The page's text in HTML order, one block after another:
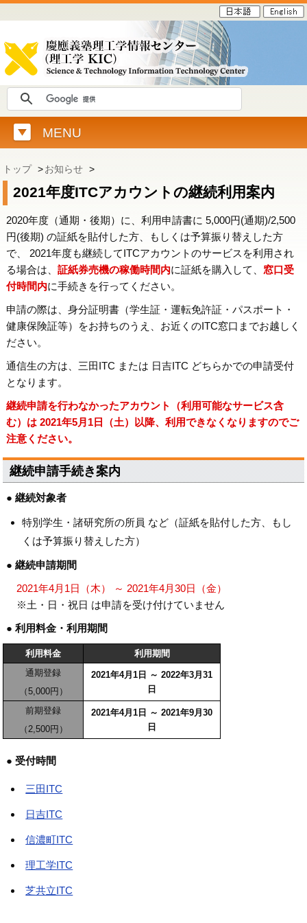
MENU
トップ >お知らせ >
2021年度ITCアカウントの継続利用案内
2020年度（通期・後期）に、利用申請書に 5,000円(通期)/2,500
円(後期) の証紙を貼付した方、もしくは予算振り替えした方
で、 2021年度も継続してITCアカウントのサービスを利用され
る場合は、証紙券売機の稼働時間内に証紙を購入して、 窓口受
付時間内に手続きを行ってください。
申請の際は、身分証明書（学生証・運転免許証・パスポート・
健康保険証等）をお持ちのうえ、お近くのITC窓口までお越しく
ださい。
通信生の方は、三田ITC または 日吉ITC どちらかでの申請受付
となります。
継続申請を行わなかったアカウント（利用可能なサービス含
む）は 2021年5月1日（土）以降、利用できなくなりますのでご
注意ください。
継続申請手続き案内
● 継続対象者
特別学生・諸研究所の所員 など（証紙を貼付した方、もし
くは予算振り替えした方）
● 継続申請期間
2021年4月1日（木） ～ 2021年4月30日（金）
※土・日・祝日 は申請を受け付けていません
● 利用料金・利用期間
利用料金
利用期間
通期登録
2021年4月1日 ～ 2022年3月31
日
（5,000円）
前期登録
2021年4月1日 ～ 2021年9月30
日
（2,500円）
● 受付時間
三田ITC
日吉ITC
信濃町ITC
理工学ITC
芝共立ITC